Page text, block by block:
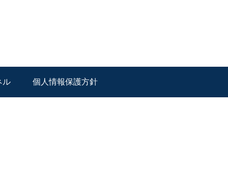
ル 個人情報保護方針